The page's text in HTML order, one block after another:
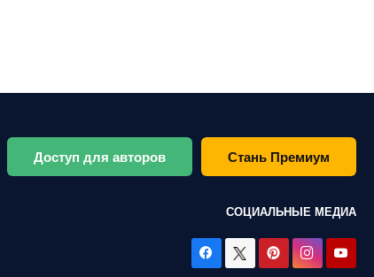
Доступ для авторов Стань Премиум
СОЦИАЛЬНЫЕ МЕДИА